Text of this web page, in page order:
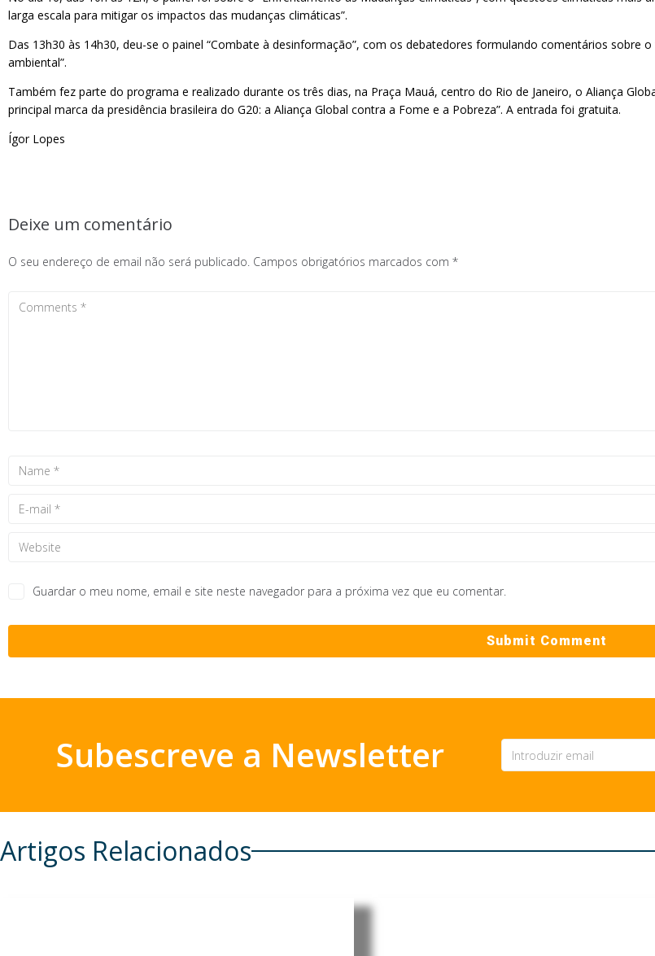
larga escala para mitigar os impactos das mudanças climáticas”.
Das 13h30 às 14h30, deu-se o painel “Combate à desinformação”, com os debatedores formulando comentários
ambiental”.
Também fez parte do programa e realizado durante os três dias, na Praça Mauá, centro do Rio de Janeiro, o Aliança
principal marca da presidência brasileira do G20: a Aliança Global contra a Fome e a Pobreza”. A entrada foi gratuita.
Ígor Lopes
Deixe um comentário
O seu endereço de email não será publicado. Campos obrigatórios marcados com *
Guardar o meu nome, email e site neste navegador para a próxima vez que eu comentar.
Subescreve a Newsletter
Artigos Relacionados